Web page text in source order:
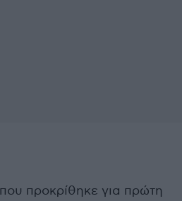
προκρίθηκε για πρώτη